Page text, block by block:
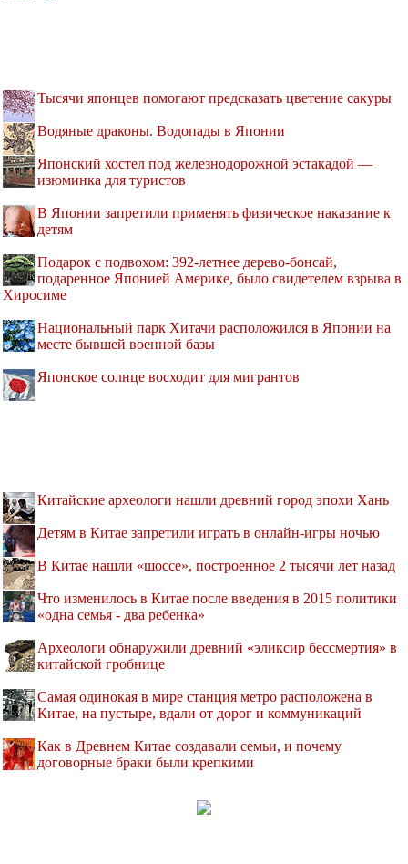
Тысячи японцев помогают предсказать цветение сакуры
Водяные драконы. Водопады в Японии
Японский хостел под железнодорожной эстакадой —
изюминка для туристов
В Японии запретили применять физическое наказание к
детям
Подарок с подвохом: 392-летнее дерево-бонсай,
подаренное Японией Америке, было свидетелем взрыва в
Хиросиме
Национальный парк Хитачи расположился в Японии на
месте бывшей военной базы
Японское солнце восходит для мигрантов
Китайские археологи нашли древний город эпохи Хань
Детям в Китае запретили играть в онлайн-игры ночью
В Китае нашли «шоссе», построенное 2 тысячи лет назад
Что изменилось в Китае после введения в 2015 политики
«одна семья - два ребенка»
Археологи обнаружили древний «эликсир бессмертия» в
китайской гробнице
Самая одинокая в мире станция метро расположена в
Китае, на пустыре, вдали от дорог и коммуникаций
Как в Древнем Китае создавали семьи, и почему
договорные браки были крепкими